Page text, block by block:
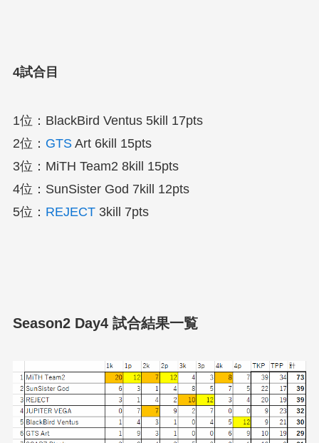
4試合目
1位：BlackBird Ventus 5kill 17pts
2位： GTSArt 6kill 15pts
3位：MiTH Team2 8kill 15pts
4位：SunSister God 7kill 12pts
5位： REJECT3kill 7pts
Season2 Day4 試合結果一覧